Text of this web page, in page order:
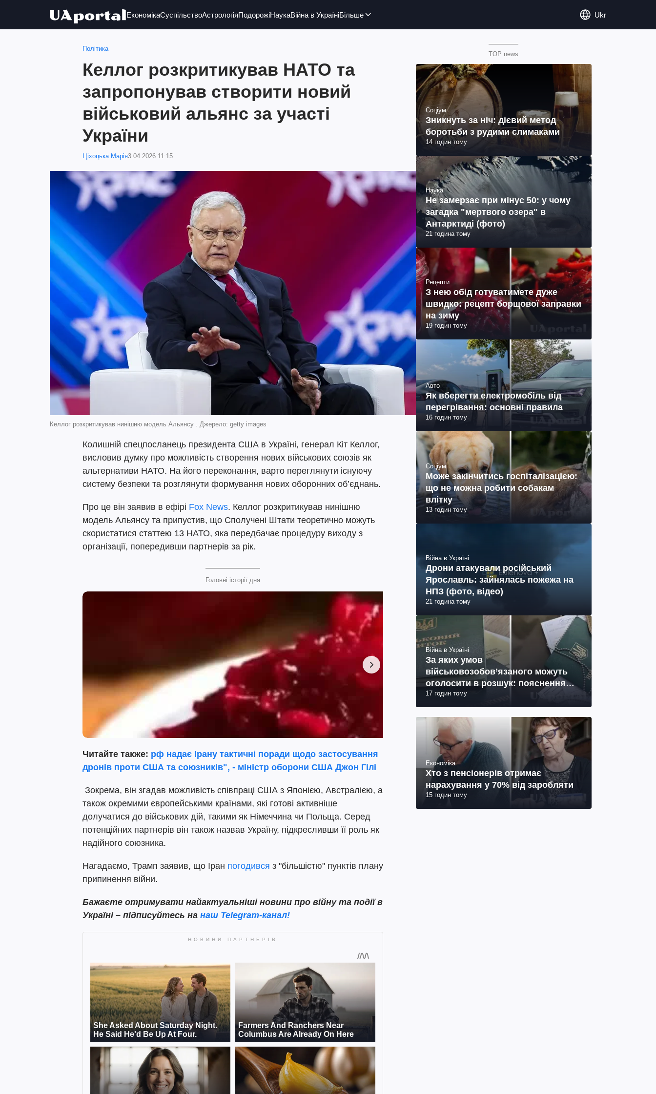
ЕкономікаСуспільствоАстрологіяПодорожіНаукаВійна в УкраїніБільше Ukr
Політика
Келлог розкритикував НАТО та
запропонував створити новий
військовий альянс за участі
України
Ціхоцька Марія3.04.2026 11:15
Келлог розкритикував нинішню модель Альянсу . Джерело: getty images
Колишній спецпосланець президента США в Україні, генерал Кіт Келлог,
висловив думку про можливість створення нових військових союзів як
альтернативи НАТО. На його переконання, варто переглянути існуючу
систему безпеки та розглянути формування нових оборонних об’єднань.
Про це він заявив в ефірі Fox News. Келлог розкритикував нинішню
модель Альянсу та припустив, що Сполучені Штати теоретично можуть
скористатися статтею 13 НАТО, яка передбачає процедуру виходу з
організації, попередивши партнерів за рік.
Головні історії дня
Читайте также: рф надає Ірану тактичні поради щодо застосування
дронів проти США та союзників", - міністр оборони США Джон Гілі
Зокрема, він згадав можливість співпраці США з Японією, Австралією, а
також окремими європейськими країнами, які готові активніше
долучатися до військових дій, такими як Німеччина чи Польща. Серед
потенційних партнерів він також назвав Україну, підкресливши її роль як
надійного союзника.
Нагадаємо, Трамп заявив, що Іран погодився з "більшістю" пунктів плану
припинення війни.
Бажаєте отримувати найактуальніші новини про війну та події в
Україні – підписуйтесь на наш Telegram-канал!
TOP news
Соціум
Зникнуть за ніч: дієвий метод
боротьби з рудими слимаками
14 годин тому
Наука
Не замерзає при мінус 50: у чому
загадка "мертвого озера" в
Антарктиді (фото)
21 година тому
Рецепти
З нею обід готуватимете дуже
швидко: рецепт борщової заправки
на зиму
19 годин тому
Авто
Як вберегти електромобіль від
перегрівання: основні правила
16 годин тому
Соціум
Може закінчитись госпіталізацією:
що не можна робити собакам
влітку
13 годин тому
Війна в Україні
Дрони атакували російський
Ярославль: зайнялась пожежа на
НПЗ (фото, відео)
21 година тому
Війна в Україні
За яких умов
військовозобов’язаного можуть
оголосити в розшук: пояснення
юриста
17 годин тому
Економіка
Хто з пенсіонерів отримає
нарахування у 70% від заробляти
15 годин тому